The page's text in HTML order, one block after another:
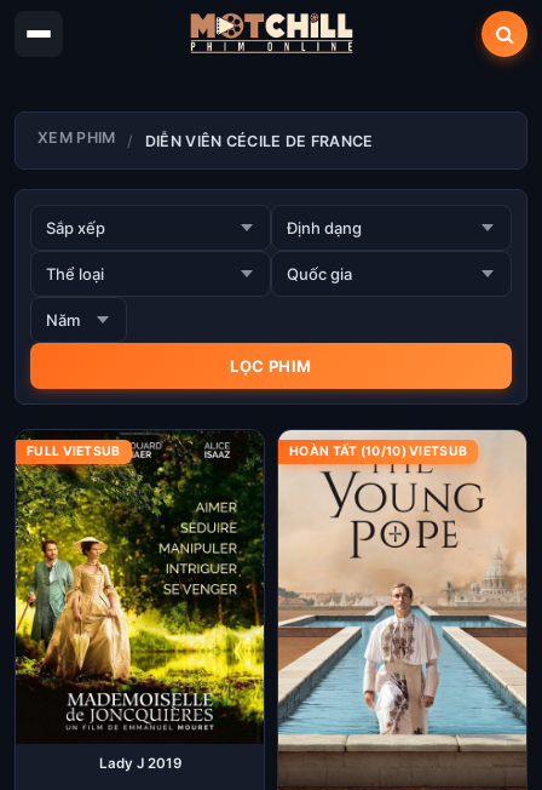
XEM PHIM DIỄN VIÊN CÉCILE DE FRANCE
FULL VIETSUB
Lady J 2019
HOÀN TẤT (10/10) VIETSUB